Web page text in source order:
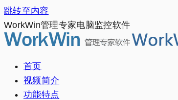
跳转至内容
WorkWin管理专家电脑监控软件
首页
视频简介
功能特点